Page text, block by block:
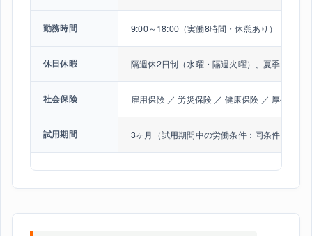
勤務時間 9:00～18:00（実働8時間・休憩あり）
休日休暇 隔週休2日制（水曜・隔週火曜）、夏季休暇、
社会保険 雇用保険 ／ 労災保険 ／ 健康保険 ／ 厚生年金
試用期間 3ヶ月（試用期間中の労働条件：同条件）